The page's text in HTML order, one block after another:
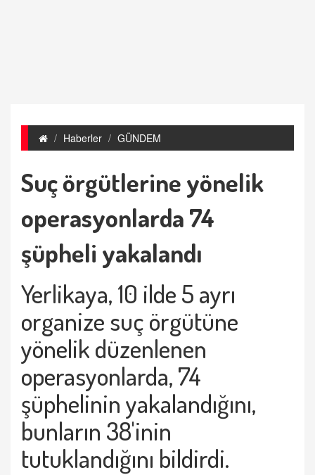
Haberler GÜNDEM
Suç örgütlerine yönelik
operasyonlarda 74
şüpheli yakalandı
Yerlikaya, 10 ilde 5 ayrı
organize suç örgütüne
yönelik düzenlenen
operasyonlarda, 74
şüphelinin yakalandığını,
bunların 38'inin
tutuklandığını bildirdi.